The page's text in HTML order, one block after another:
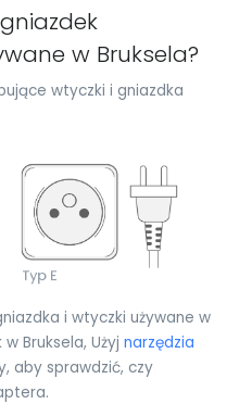
w Bruksela?
wtyczki i gniazdka
i wtyczki używane w
Bruksela, Użyj narzędzia
aby sprawdzić, czy